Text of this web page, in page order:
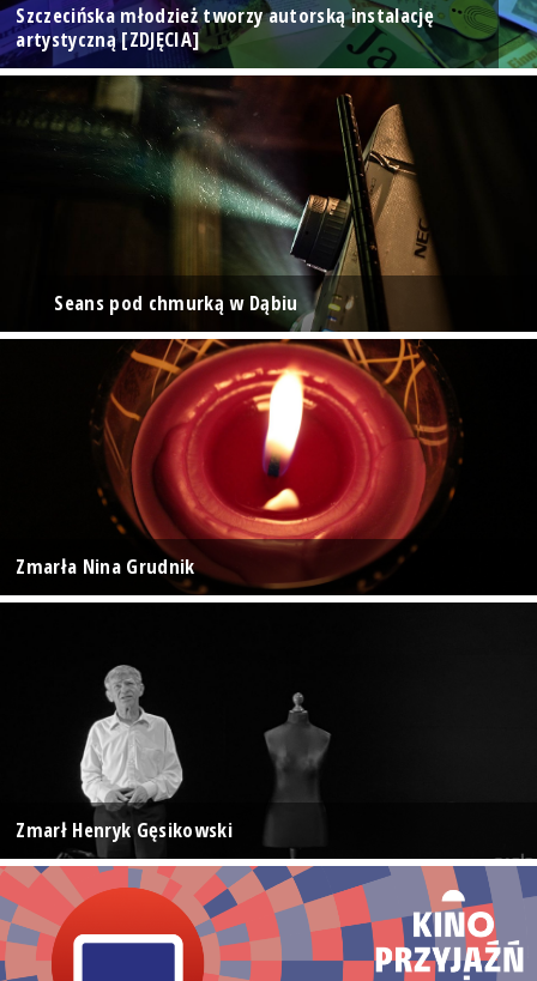
Szczecińska młodzież tworzy autorską instalację
artystyczną [ZDJĘCIA]
Seans pod chmurką w Dąbiu
Zmarła Nina Grudnik
Zmarł Henryk Gęsikowski